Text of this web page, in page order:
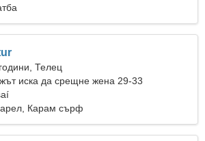
Телец
иска да срещне жена 29-33
Карам сърф